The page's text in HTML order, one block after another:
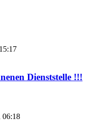
Dienststelle !!!
06:18